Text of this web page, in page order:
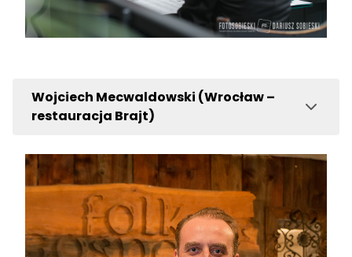
Wojciech Mecwaldowski (Wrocław –
restauracja Brajt)